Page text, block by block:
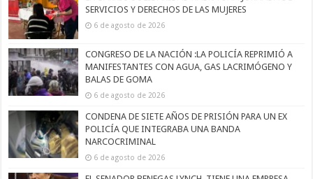
SERVICIOS Y DERECHOS DE LAS MUJERES
6 de agosto de 2026
CONGRESO DE LA NACIÓN :LA POLICÍA REPRIMIÓ A
MANIFESTANTES CON AGUA, GAS LACRIMÓGENO Y
BALAS DE GOMA
6 de agosto de 2026
CONDENA DE SIETE AÑOS DE PRISIÓN PARA UN EX
POLICÍA QUE INTEGRABA UNA BANDA
NARCOCRIMINAL
6 de agosto de 2026